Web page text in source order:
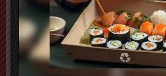
TAGS ACCESO SUR CARABINEROS DE CHILE
RETIRO DE RUCOS SEGURIDAD CIUDADANA